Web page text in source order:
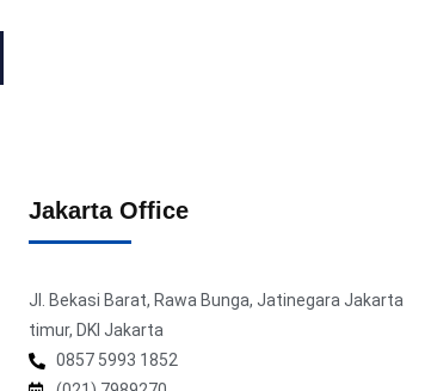
Jakarta Office
Jl. Bekasi Barat, Rawa Bunga, Jatinegara Jakarta
timur, DKI Jakarta
0857 5993 1852